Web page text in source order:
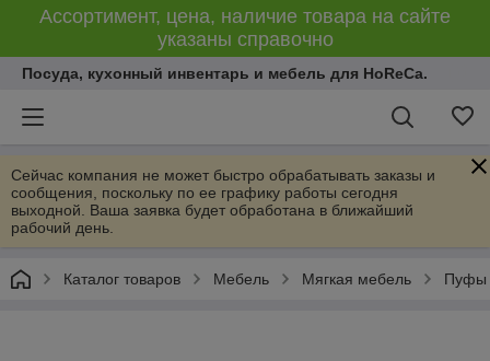
Ассортимент, цена, наличие товара на сайте
указаны справочно
Посуда, кухонный инвентарь и мебель для HoReCa.
Сейчас компания не может быстро обрабатывать заказы и
сообщения, поскольку по ее графику работы сегодня
выходной. Ваша заявка будет обработана в ближайший
рабочий день.
Каталог товаров Мебель Мягкая мебель Пуфы